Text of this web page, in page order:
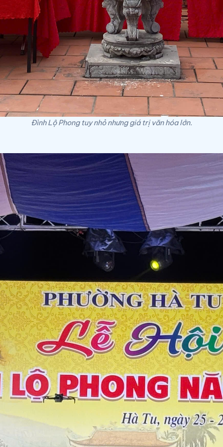
Đình Lộ Phong tuy nhỏ nhưng giá trị văn hóa lớn.